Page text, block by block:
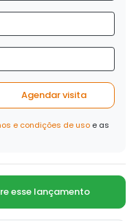
Agendar visita
e condições de uso e as
esse lançamento